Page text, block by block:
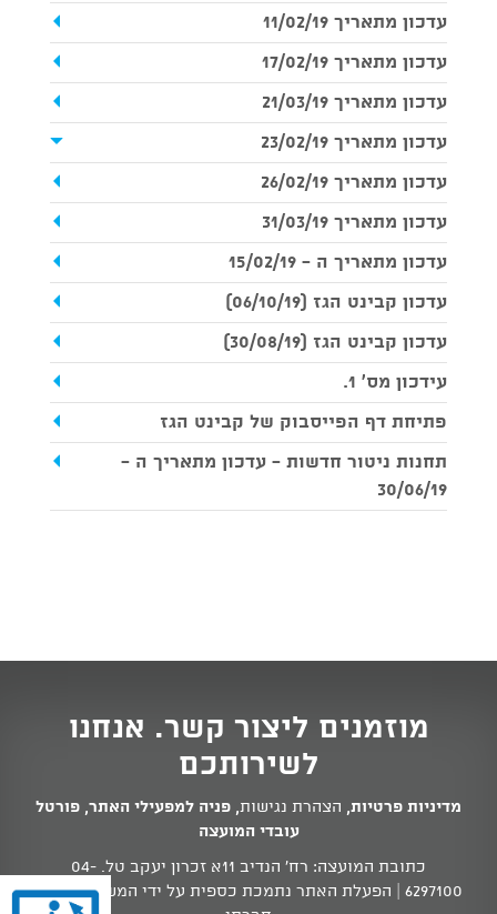
עדכון מתאריך 11/02/19
עדכון מתאריך 17/02/19
עדכון מתאריך 21/03/19
עדכון מתאריך 23/02/19
עדכון מתאריך 26/02/19
עדכון מתאריך 31/03/19
עדכון מתאריך ה - 15/02/19
עדכון קבינט הגז (06/10/19)
עדכון קבינט הגז (30/08/19)
עידכון מס' 1.
פתיחת דף הפייסבוק של קבינט הגז
תחנות ניטור חדשות - עדכון מתאריך ה -
30/06/19
מוזמנים ליצור קשר. אנחנו
לשירותכם
מדיניות פרטיות, הצהרת נגישות, פניה למפעילי האתר, פורטל
עובדי המועצה
כתובת המועצה: רח' הנדיב 11א זכרון יעקב טל.
04-
6297100 | הפעלת האתר נתמכת כספית על ידי המשרד לשוויון